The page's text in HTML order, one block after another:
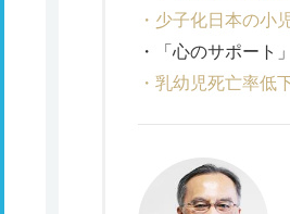
少子化日本の小
「心のサポート
乳幼児死亡率低